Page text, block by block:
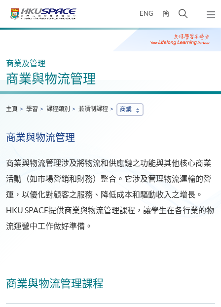
ENG 簡
開
搜
尋
彈
出
主
Main
商業及管理
商業與物流管理
主頁 學習 課程類別 兼讀制課程 商業
商業與物流管理
商業與物流管理涉及將物流和供應鏈之功能與其他核心商業
活動（如市場營銷和財務）整合。它涉及管理物流運輸的營
運，以優化對顧客之服務、降低成本和驅動收入之增長。
HKU SPACE提供商業與物流管理課程，讓學生在各行業的物
流運營中工作做好準備。
商業與物流管理課程